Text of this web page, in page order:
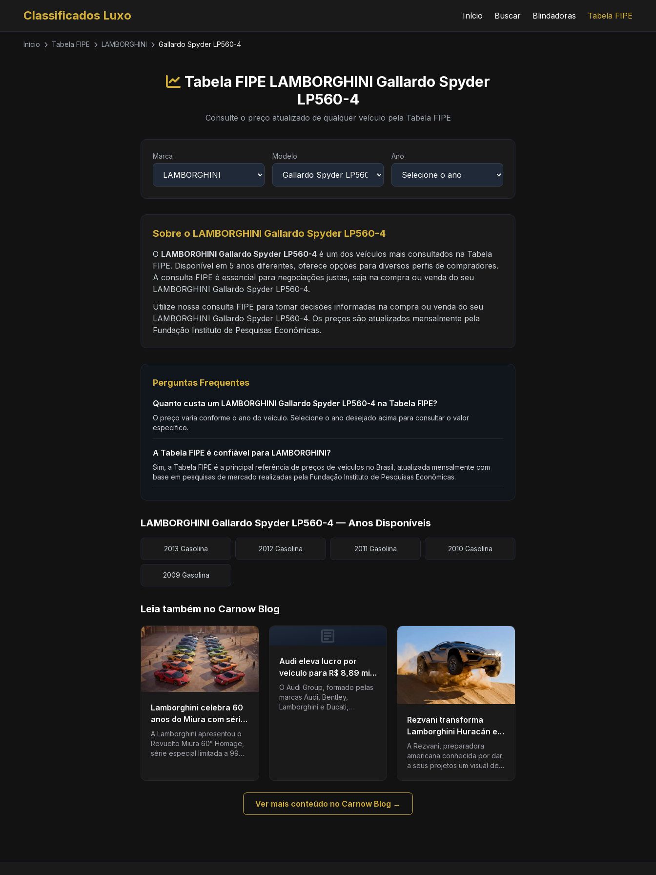
Classificados Luxo Início Buscar Blindadoras Tabela FIPE
Início Tabela FIPE LAMBORGHINI Gallardo Spyder LP560-4
Tabela FIPE LAMBORGHINI Gallardo Spyder
LP560-4
Consulte o preço atualizado de qualquer veículo pela Tabela FIPE
Marca Modelo Ano
Sobre o LAMBORGHINI Gallardo Spyder LP560-4
O LAMBORGHINI Gallardo Spyder LP560-4 é um dos veículos mais consultados na Tabela
FIPE. Disponível em 5 anos diferentes, oferece opções para diversos perfis de compradores.
A consulta FIPE é essencial para negociações justas, seja na compra ou venda do seu
LAMBORGHINI Gallardo Spyder LP560-4.
Utilize nossa consulta FIPE para tomar decisões informadas na compra ou venda do seu
LAMBORGHINI Gallardo Spyder LP560-4. Os preços são atualizados mensalmente pela
Fundação Instituto de Pesquisas Econômicas.
Perguntas Frequentes
Quanto custa um LAMBORGHINI Gallardo Spyder LP560-4 na Tabela FIPE?
O preço varia conforme o ano do veículo. Selecione o ano desejado acima para consultar o valor
específico.
A Tabela FIPE é confiável para LAMBORGHINI?
Sim, a Tabela FIPE é a principal referência de preços de veículos no Brasil, atualizada mensalmente com
base em pesquisas de mercado realizadas pela Fundação Instituto de Pesquisas Econômicas.
LAMBORGHINI Gallardo Spyder LP560-4 — Anos Disponíveis
2013 Gasolina 2012 Gasolina 2011 Gasolina 2010 Gasolina
2009 Gasolina
Leia também no Carnow Blog
Lamborghini celebra 60
anos do Miura com série
especial do Revuelto
A Lamborghini apresentou o
Revuelto Miura 60° Homage,
série especial limitada a 99
article
Audi eleva lucro por
veículo para R$ 8,89 mil
no primeiro semestre de
2026
O Audi Group, formado pelas
marcas Audi, Bentley,
Lamborghini e Ducati,
Rezvani transforma
Lamborghini Huracán em
monstro off-road de 811
cv
A Rezvani, preparadora
americana conhecida por dar
a seus projetos um visual de
tração integral que leva…
Ver mais conteúdo no Carnow Blog →